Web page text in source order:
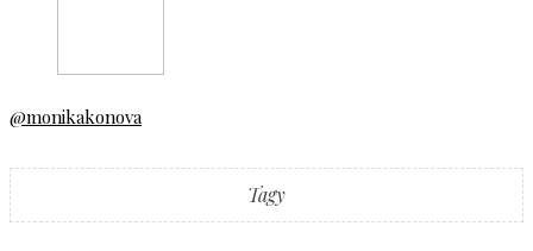
@monikakonova
Tagy